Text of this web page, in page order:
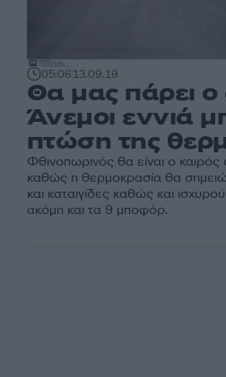
05:0613.09.19
Θα μας πάρει ο
Άνεμοι εννιά
πτώση της
Φθινοπωρινός θα είναι ο
καθώς η θερμοκρασία θα
και καταιγίδες καθώς και
ακόμη και τα 9 μποφόρ.